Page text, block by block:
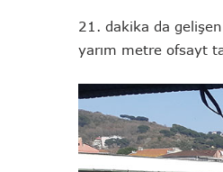
21. dakika da
yarım metre ofsayt